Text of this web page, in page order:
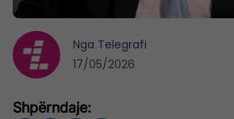
Nga Telegrafi
17/05/2026